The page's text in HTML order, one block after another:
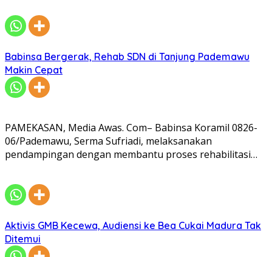
Babinsa Bergerak, Rehab SDN di Tanjung Pademawu
Makin Cepat
PAMEKASAN, Media Awas. Com– Babinsa Koramil 0826-
06/Pademawu, Serma Sufriadi, melaksanakan
pendampingan dengan membantu proses rehabilitasi…
Aktivis GMB Kecewa, Audiensi ke Bea Cukai Madura Tak
Ditemui